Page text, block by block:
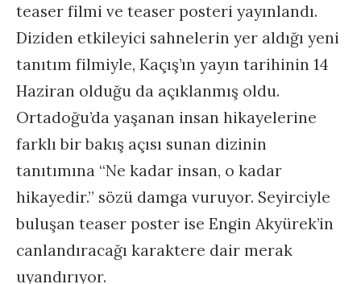
teaser filmi ve teaser posteri yayınlandı.
Diziden etkileyici sahnelerin yer aldığı yeni
tanıtım filmiyle, Kaçış’ın yayın tarihinin 14
Haziran olduğu da açıklanmış oldu.
Ortadoğu’da yaşanan insan hikayelerine
farklı bir bakış açısı sunan dizinin
tanıtımına “Ne kadar insan, o kadar
hikayedir.” sözü damga vuruyor. Seyirciyle
buluşan teaser poster ise Engin Akyürek’in
canlandıracağı karaktere dair merak
uyandırıyor.